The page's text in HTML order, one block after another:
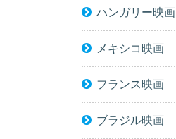
ハンガリー映画
メキシコ映画
フランス映画
ブラジル映画